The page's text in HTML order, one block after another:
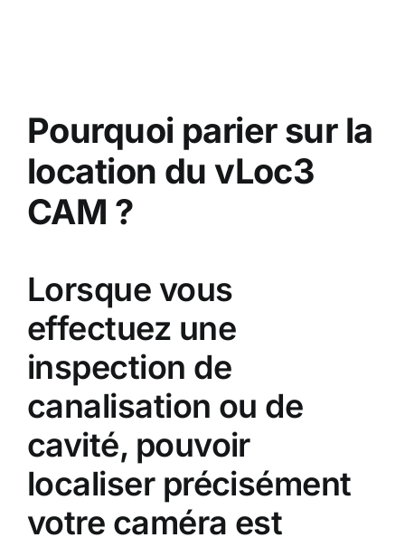
Pourquoi parier sur la
location du vLoc3
CAM ?
Lorsque vous
effectuez une
inspection de
canalisation ou de
cavité, pouvoir
localiser précisément
votre caméra est